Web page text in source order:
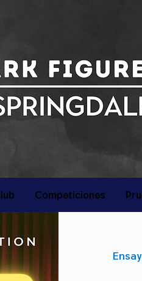
Competiciones